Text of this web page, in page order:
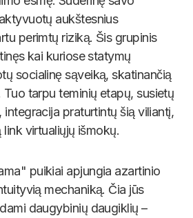
aukštesnius
perimtų riziką. Šis grupinis
kai kuriose statymų
socialinę sąveiką, skatinančią
Tuo tarpu teminių etapų, susietų
integracija praturtintų šią viliantį,
virtualiųjų išmokų.
puikiai apjungia azartinio
mechaniką. Čia jūs
daugybinių daugiklių –